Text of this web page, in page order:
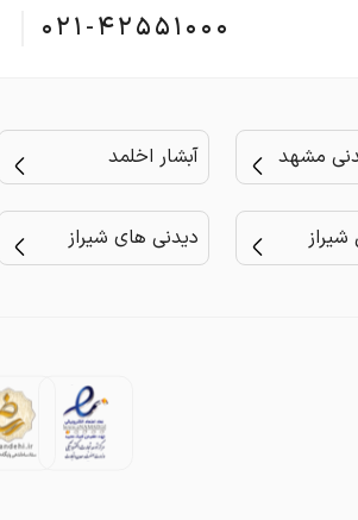
۰۲۱-۴۲۵۵۱۰۰۰
مشهد آبشار اخلمد
دیدنی های شیراز